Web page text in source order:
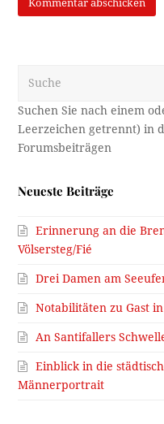
Neueste Beiträge
Erinnerung an die
Völsersteg/Fié
Drei Damen am
Notabilitäten zu Gast
An Santifallers
Einblick in die
Männerportrait